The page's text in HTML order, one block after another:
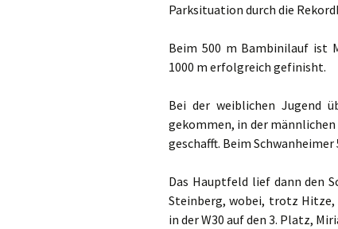
Parksituation durch die
Beim 500 m Bambinilauf ist
1000 m erfolgreich gefinisht.
Bei der weiblichen Jugend
gekommen, in der
geschafft. Beim
Das Hauptfeld lief dann den
Steinberg, wobei, trotz Hitze,
in der W30 auf den 3. Platz,